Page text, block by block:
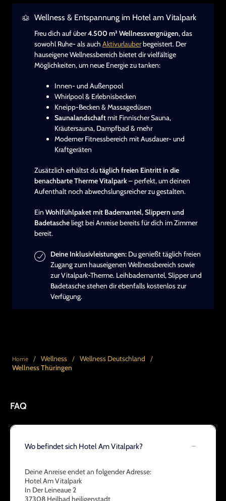
Wellness & Entspannung im Hotel am Vitalpark
Freu dich auf über4.500 m² Wellnessvergnügen, das
sowohl Ruhe- als auch Aktivurlauberbegeistert. Der
hauseigene Wellnessbereich bietet dir vielfältige
Möglichkeiten, um neue Energie zu tanken:
Innen- und Außenpool
Whirlpool & Erlebnisbecken
Kneipp-Becken & Massagedüsen
Saunalandschaftmit Finnischer Sauna,
Kräutersauna, Dampfbad & mehr
Moderner Fitnessbereich mit Ausdauer- und
Kraftgeräten
Zusätzlich erhältst dutäglich freien Eintritt in die
benachbarte Therme Vitalpark– perfekt, um deinen
Aufenthalt noch abwechslungsreicher zu gestalten.
Ein Wohlfühlpaket mit Bademantel, Slippern und
Badetascheliegt bei Anreise bereits für dich im Zimmer
bereit.
Deine Inklusivleistungen: Du genießt täglich freien
Zugang zum hauseigenen Wellnessbereich sowie
zur Vitalpark-Therme. Leihbademantel, Slipper und
Badetasche stehen dir ebenfalls kostenlos zur
Verfügung.
Home / Wellness / Wellness Deutschland
/
Wellness Thüringen
FAQ
Wo befindet sich Hotel Am Vitalpark?
Deine Anreise endet an folgender Adresse:
Hotel Am Vitalpark
In Der Leineaue 2
37308 Heilbad heiligenstadt